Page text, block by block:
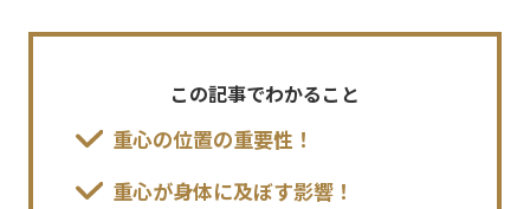
この記事でわかること
重心の位置の重要性！
重心が身体に及ぼす影響！